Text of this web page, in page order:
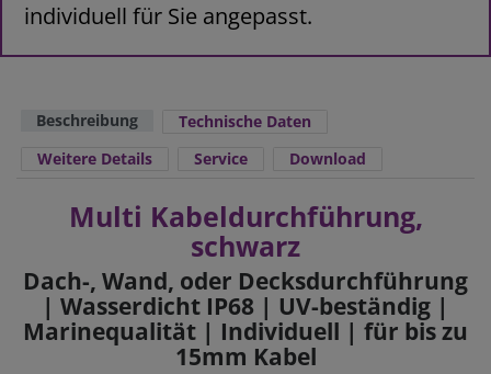
individuell für Sie angepasst.
Beschreibung
Technische Daten
Weitere Details
Service Download
Multi Kabeldurchführung,
schwarz
Dach-, Wand, oder Decksdurchführung
| Wasserdicht IP68 | UV-beständig |
Marinequalität | Individuell | für bis zu
15mm Kabel